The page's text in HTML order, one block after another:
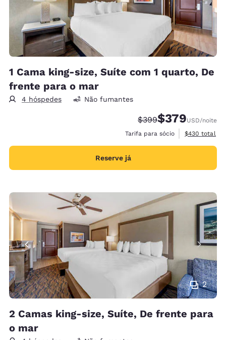
1 Cama king-size, Suíte com 1 quarto, De
frente para o mar
4 hóspedes Não fumantes
Tarifa anterior
$399Tarifa com
$379USD/noite
Tarifa para sócio
Exibir
$430 total
Reserve já
2
2 Camas king-size, Suíte, De frente para
o mar